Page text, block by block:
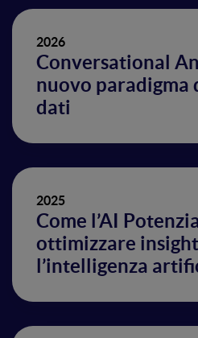
2026
Conversational
nuovo paradigma
dati
2025
Come l’AI
ottimizzare
l’intelligenza